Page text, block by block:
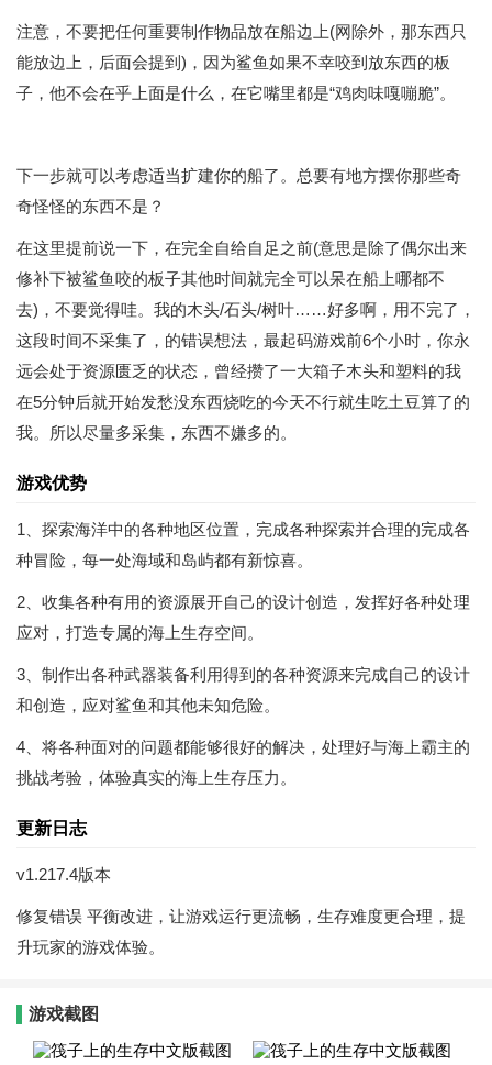
注意，不要把任何重要制作物品放在船边上(网除外，那东西只
能放边上，后面会提到)，因为鲨鱼如果不幸咬到放东西的板
子，他不会在乎上面是什么，在它嘴里都是“鸡肉味嘎嘣脆”。
下一步就可以考虑适当扩建你的船了。总要有地方摆你那些奇
奇怪怪的东西不是？
在这里提前说一下，在完全自给自足之前(意思是除了偶尔出来
修补下被鲨鱼咬的板子其他时间就完全可以呆在船上哪都不
去)，不要觉得哇。我的木头/石头/树叶……好多啊，用不完了，
这段时间不采集了，的错误想法，最起码游戏前6个小时，你永
远会处于资源匮乏的状态，曾经攒了一大箱子木头和塑料的我
在5分钟后就开始发愁没东西烧吃的今天不行就生吃土豆算了的
我。所以尽量多采集，东西不嫌多的。
游戏优势
1、探索海洋中的各种地区位置，完成各种探索并合理的完成各
种冒险，每一处海域和岛屿都有新惊喜。
2、收集各种有用的资源展开自己的设计创造，发挥好各种处理
应对，打造专属的海上生存空间。
3、制作出各种武器装备利用得到的各种资源来完成自己的设计
和创造，应对鲨鱼和其他未知危险。
4、将各种面对的问题都能够很好的解决，处理好与海上霸主的
挑战考验，体验真实的海上生存压力。
更新日志
v1.217.4版本
修复错误 平衡改进，让游戏运行更流畅，生存难度更合理，提
升玩家的游戏体验。
游戏截图